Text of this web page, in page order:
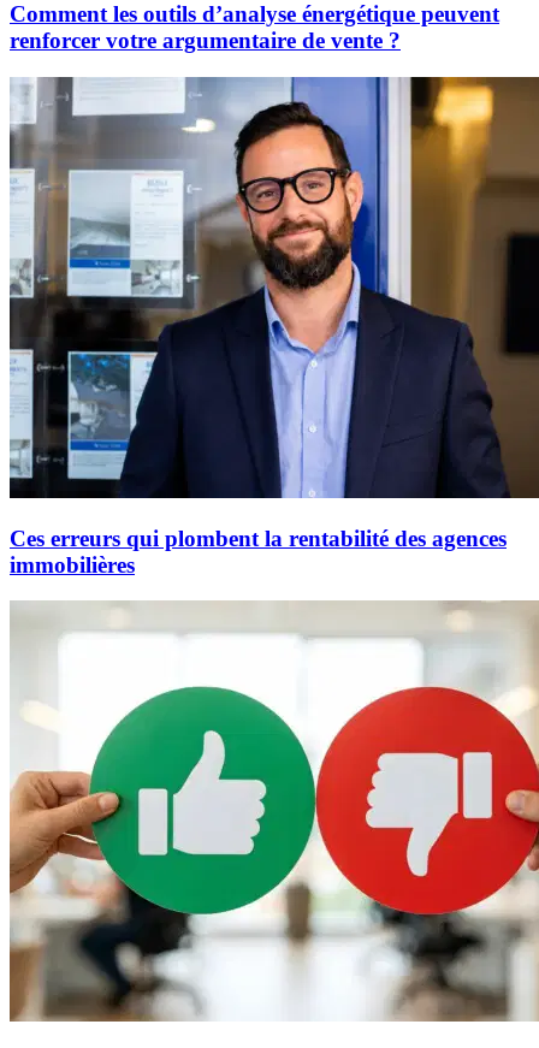
Comment les outils d’analyse énergétique peuvent
renforcer votre argumentaire de vente ?
Ces erreurs qui plombent la rentabilité des agences
immobilières